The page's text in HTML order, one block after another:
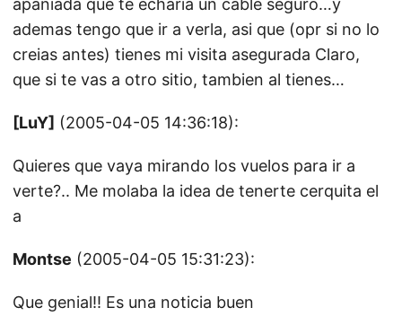
apaniada que te echaria un cable seguro…y
ademas tengo que ir a verla, asi que (opr si no lo
creias antes) tienes mi visita asegurada Claro,
que si te vas a otro sitio, tambien al tienes…
[LuY] (2005-04-05 14:36:18):
Quieres que vaya mirando los vuelos para ir a
verte?.. Me molaba la idea de tenerte cerquita el
a
Montse (2005-04-05 15:31:23):
Que genial!! Es una noticia buen